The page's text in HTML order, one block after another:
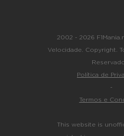
2002 - 2026
Velocidade. Copyright.
Política de
-
Termos e
This website is